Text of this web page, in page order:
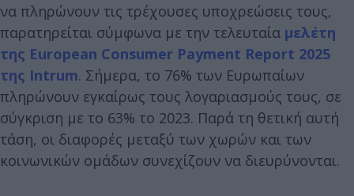
να πληρώνουν τις τρέχουσες υποχρεώσεις τους,
παρατηρείται σύμφωνα με την τελευταία μελέτη
της European Consumer Payment Report 2025
της Intrum. Σήμερα, το 76% των Ευρωπαίων
πληρώνουν εγκαίρως τους λογαριασμούς τους, σε
σύγκριση με το 63% το 2023. Παρά τη θετική αυτή
τάση, οι διαφορές μεταξύ των χωρών και των
κοινωνικών ομάδων συνεχίζουν να διευρύνονται.